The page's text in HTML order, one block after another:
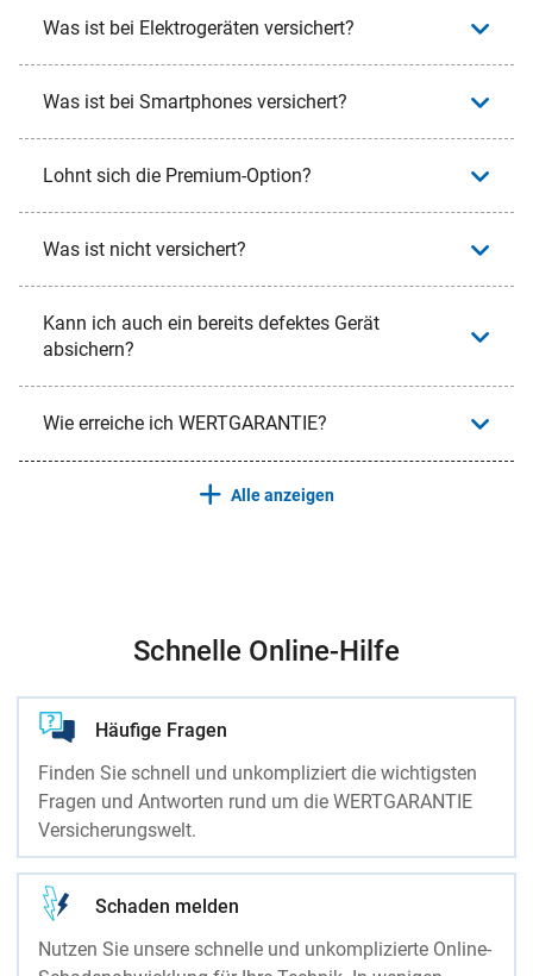
Was ist bei Elektrogeräten versichert?
Was ist bei Smartphones versichert?
Lohnt sich die Premium-Option?
Was ist nicht versichert?
Kann ich auch ein bereits defektes Gerät
absichern?
Wie erreiche ich WERTGARANTIE?
Alle anzeigen
Schnelle Online-Hilfe
Häufige Fragen
Finden Sie schnell und unkompliziert die wichtigsten
Fragen und Antworten rund um die WERTGARANTIE
Versicherungswelt.
Schaden melden
Nutzen Sie unsere schnelle und unkomplizierte Online-